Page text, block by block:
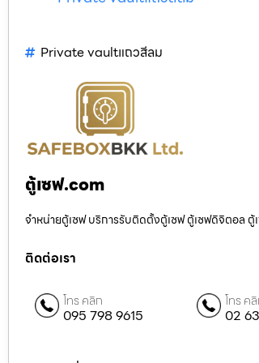
Private vaultแถวสีลม
ตู้เซฟ.com
จำหน่ายตู้เซฟ บริการรับติดตั้งตู้เซฟ ตู้เซฟดิจิตอล ตู้
ติดต่อเรา
โทร คลิก
095 798 9615
โทร ค
02